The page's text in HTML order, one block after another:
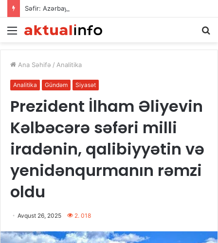
Menu
Ana Səhifə / Analitika
Analitika Gündəm Siyasət
Prezident İlham Əliyevin
Kəlbəcərə səfəri milli
iradənin, qalibiyyətin və
yenidənqurmanın rəmzi
oldu
Avqust 26, 2025 2. 018